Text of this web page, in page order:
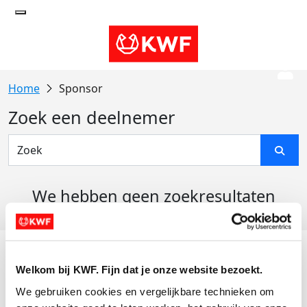
Welkom bij KWF. Fijn dat je onze website bezoekt.
We gebruiken cookies en vergelijkbare technieken om
Sponsor
Zoek een deelnemer
We hebben geen zoekresultaten
Actiematerialen
Evenementen